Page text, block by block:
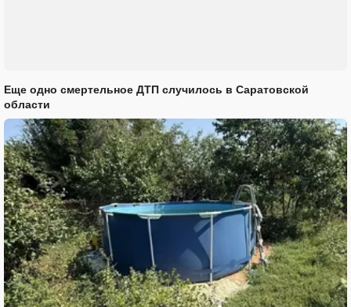
Еще одно смертельное ДТП случилось в Саратовской
области